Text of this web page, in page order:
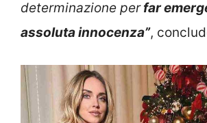
determinazione perfar
assoluta innocenza”,